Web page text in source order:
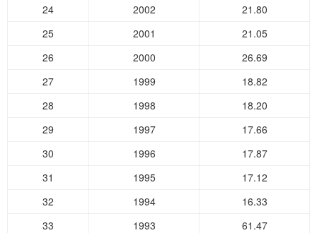
24
2002
21.80
25
2001
21.05
26
2000
26.69
27
1999
18.82
28
1998
18.20
29
1997
17.66
30
1996
17.87
31
1995
17.12
32
1994
16.33
33
1993
61.47